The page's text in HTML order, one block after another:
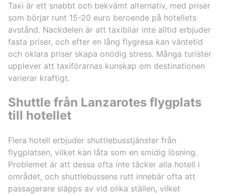
Taxi är ett snabbt och bekvämt alternativ, med priser
som börjar runt 15-20 euro beroende på hotellets
avstånd. Nackdelen är att taxibilar inte alltid erbjuder
fasta priser, och efter en lång flygresa kan väntetid
och oklara priser skapa onödig stress. Många turister
upplever att taxiförarnas kunskap om destinationen
varierar kraftigt.
Shuttle från Lanzarotes flygplats
till hotellet
Flera hotell erbjuder shuttlebusstjänster från
flygplatsen, vilket kan låta som en smidig lösning.
Problemet är att dessa ofta inte täcker alla hotell i
området, och shuttlebussens rutt innebär ofta att
passagerare släpps av vid olika ställen, vilket